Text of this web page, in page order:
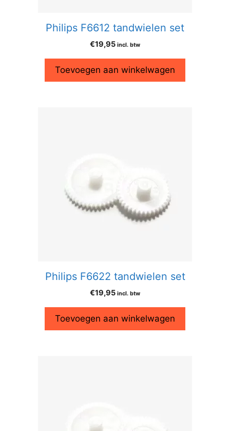
Philips F6612 tandwielen set
€19,95 incl. btw
Toevoegen aan winkelwagen
Philips F6622 tandwielen set
€19,95 incl. btw
Toevoegen aan winkelwagen